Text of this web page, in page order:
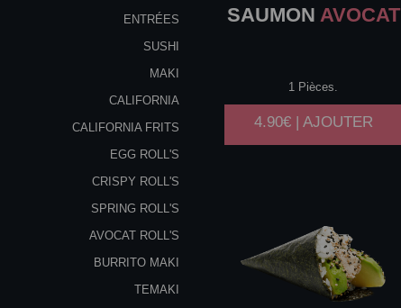
ENTRÉES
SUSHI
MAKI
CALIFORNIA
CALIFORNIA FRITS
EGG ROLL'S
CRISPY ROLL'S
SPRING ROLL'S
AVOCAT ROLL'S
BURRITO MAKI
TEMAKI
SAUMON AVOCAT
1 Pièces.
4.90€ | AJOUTER